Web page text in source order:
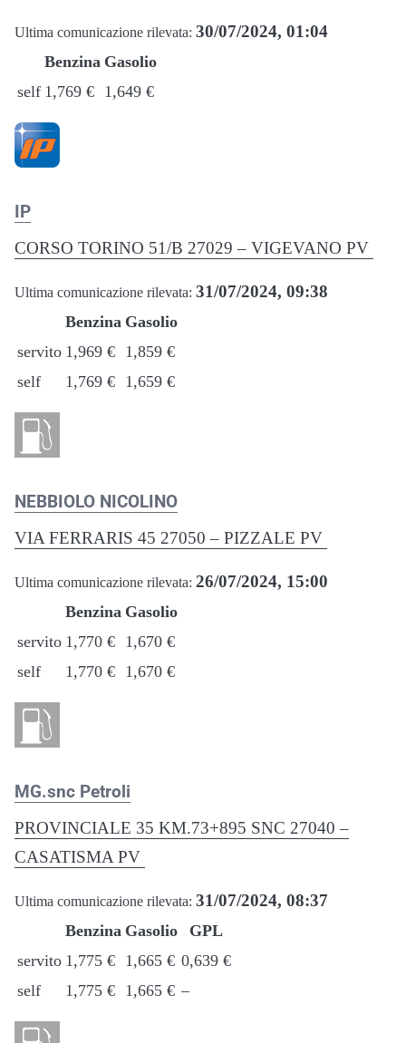
Ultima comunicazione rilevata: 30/07/2024, 01:04
Benzina Gasolio
self 1,769 € 1,649 €
IP
CORSO TORINO 51/B 27029 – VIGEVANO PV
Ultima comunicazione rilevata: 31/07/2024, 09:38
Benzina Gasolio
servito 1,969 € 1,859 €
self
1,769 € 1,659 €
NEBBIOLO NICOLINO
VIA FERRARIS 45 27050 – PIZZALE PV
Ultima comunicazione rilevata: 26/07/2024, 15:00
Benzina Gasolio
servito 1,770 € 1,670 €
self
1,770 € 1,670 €
MG.snc Petroli
PROVINCIALE 35 KM.73+895 SNC 27040 –
CASATISMA PV
Ultima comunicazione rilevata: 31/07/2024, 08:37
Benzina Gasolio
GPL
servito 1,775 € 1,665 € 0,639 €
self
1,775 € 1,665 € –